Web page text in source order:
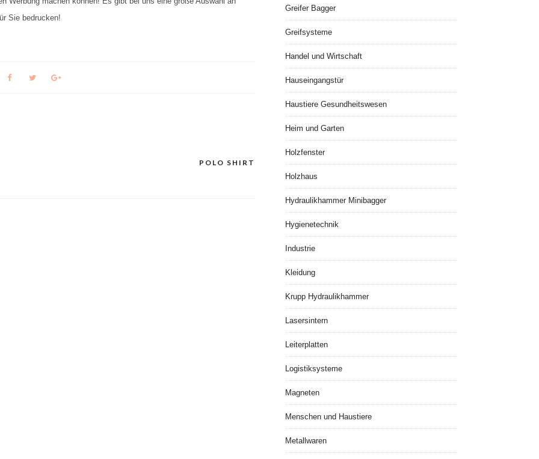
Sie bedrucken!
POLO SHIRT
Greifer Bagger
Greifsysteme
Handel und Wirtschaft
Hauseingangstür
Haustiere Gesundheitswesen
Heim und Garten
Holzfenster
Holzhaus
Hydraulikhammer Minibagger
Hygienetechnik
Industrie
Kleidung
Krupp Hydraulikhammer
Lasersintern
Leiterplatten
Logistiksysteme
Magneten
Menschen und Haustiere
Metallwaren